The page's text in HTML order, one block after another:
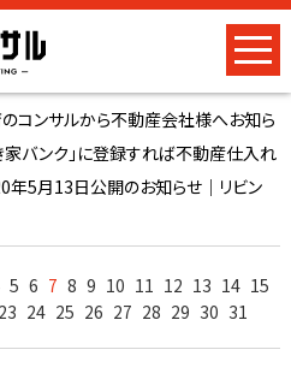
のコンサルから不動産会社様へお知ら
家バンク」に登録すれば不動産仕入れ
年5月13日公開のお知らせ｜リビン
5 6 7 8 9 10 11 12 13 14 15
23 24 25 26 27 28 29 30 31